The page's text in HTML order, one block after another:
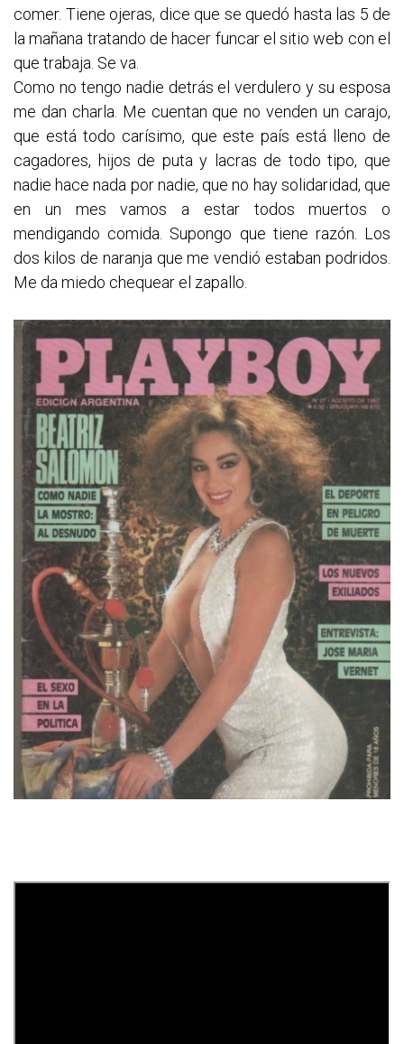
comer. Tiene ojeras, dice que se quedó hasta las 5 de
la mañana tratando de hacer funcar el sitio web con el
que trabaja. Se va.
Como no tengo nadie detrás el verdulero y su esposa
me dan charla. Me cuentan que no venden un carajo,
que está todo carísimo, que este país está lleno de
cagadores, hijos de puta y lacras de todo tipo, que
nadie hace nada por nadie, que no hay solidaridad, que
en un mes vamos a estar todos muertos o
mendigando comida. Supongo que tiene razón. Los
dos kilos de naranja que me vendió estaban podridos.
Me da miedo chequear el zapallo.